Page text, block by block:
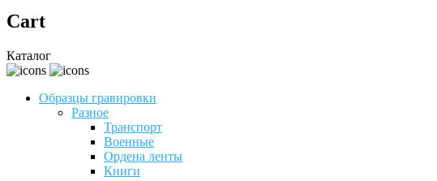
Cart
Каталог
Образцы гравировки
Разное
Транспорт
Военные
Ордена ленты
Книги